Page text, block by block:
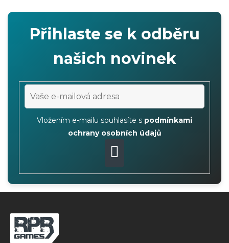
s
Přihlaste se k odběru
našich novinek
Vložením e-mailu souhlasíte s podmínkami
ochrany osobních údajů
PŘIHLÁSIT
SE